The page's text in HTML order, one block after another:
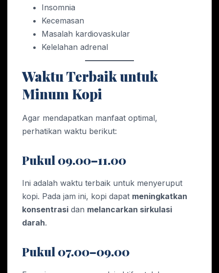
Insomnia
Kecemasan
Masalah kardiovaskular
Kelelahan adrenal
Waktu Terbaik untuk
Minum Kopi
Agar mendapatkan manfaat optimal,
perhatikan waktu berikut:
Pukul 09.00–11.00
Ini adalah waktu terbaik untuk menyeruput
kopi. Pada jam ini, kopi dapat meningkatkan
konsentrasi dan melancarkan sirkulasi
darah.
Pukul 07.00–09.00